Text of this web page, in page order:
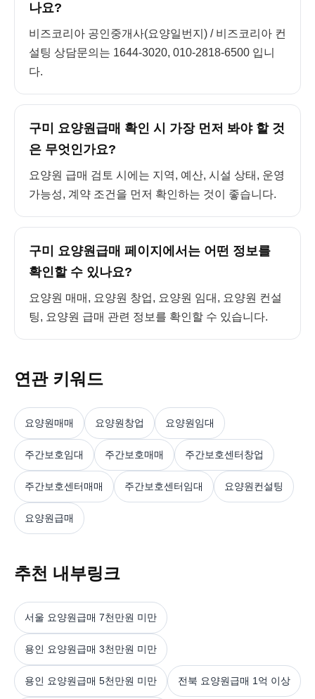
나요?
비즈코리아 공인중개사(요양일번지) / 비즈코리아 컨
설팅 상담문의는 1644-3020, 010-2818-6500 입니
다.
구미 요양원급매 확인 시 가장 먼저 봐야 할 것
은 무엇인가요?
요양원 급매 검토 시에는 지역, 예산, 시설 상태, 운영
가능성, 계약 조건을 먼저 확인하는 것이 좋습니다.
구미 요양원급매 페이지에서는 어떤 정보를
확인할 수 있나요?
요양원 매매, 요양원 창업, 요양원 임대, 요양원 컨설
팅, 요양원 급매 관련 정보를 확인할 수 있습니다.
연관 키워드
요양원매매 요양원창업 요양원임대
주간보호임대 주간보호매매 주간보호센터창업
주간보호센터매매 주간보호센터임대 요양원컨설팅
요양원급매
추천 내부링크
서울 요양원급매 7천만원 미만
용인 요양원급매 3천만원 미만
용인 요양원급매 5천만원 미만 전북 요양원급매 1억 이상